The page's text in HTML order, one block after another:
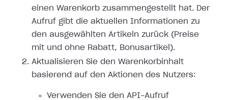
einen Warenkorb zusammengestellt hat. Der
Aufruf gibt die aktuellen Informationen zu
den ausgewählten Artikeln zurück (Preise
mit und ohne Rabatt, Bonusartikel).
Aktualisieren Sie den Warenkorbinhalt
basierend auf den Aktionen des Nutzers:
Verwenden Sie den API-Aufruf